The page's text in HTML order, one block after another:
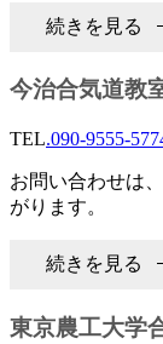
続きを見る
今治合気道教
TEL.090-9555-
お問い合わせは
がります。
続きを見る
東京農工大学